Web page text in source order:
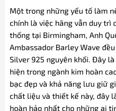
Một trong những yếu tố làm
chính là việc hãng vẫn duy trì
thống tại Birmingham, Anh
Ambassador Barley Wave
Silver 925 nguyên khối. Đây
hiện trong ngành kim hoàn
bạc đẹp và khả năng lưu giữ
chất liệu và thiết kế này, đây
hoàn hảo nhất cho những ai